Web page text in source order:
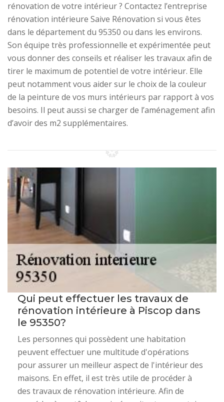
rénovation de votre intérieur ? Contactez l’entreprise
rénovation intérieure Saive Rénovation si vous êtes
dans le département du 95350 ou dans les environs.
Son équipe très professionnelle et expérimentée peut
vous donner des conseils et réaliser les travaux afin de
tirer le maximum de potentiel de votre intérieur. Elle
peut notamment vous aider sur le choix de la couleur
de la peinture de vos murs intérieurs par rapport à vos
besoins. Il peut aussi se charger de l’aménagement afin
d’avoir des m2 supplémentaires.
Qui peut effectuer les travaux de
rénovation intérieure à Piscop dans
le 95350?
Les personnes qui possèdent une habitation
peuvent effectuer une multitude d'opérations
pour assurer un meilleur aspect de l'intérieur des
maisons. En effet, il est très utile de procéder à
des travaux de rénovation intérieure. Afin de